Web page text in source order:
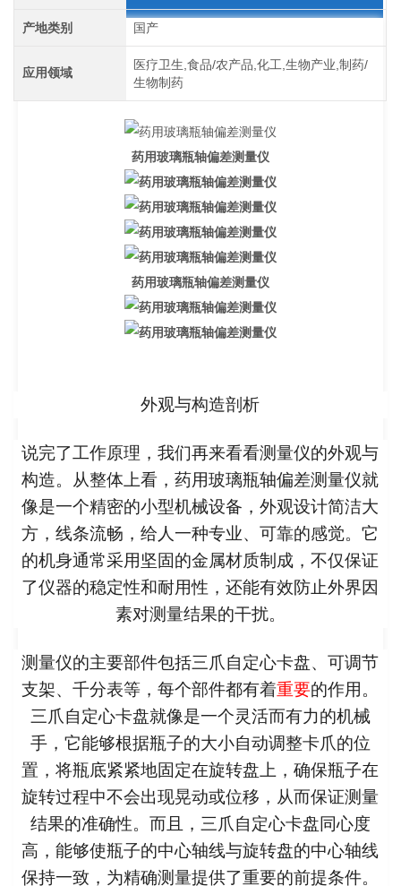
产地类别 国产
应用领域
医疗卫生,食品/农产品,化工,生物产业,制药/
生物制药
药用玻璃瓶轴偏差测量仪
药用玻璃瓶轴偏差测量仪
外观与构造剖析
说完了工作原理，我们再来看看测量仪的外观与
构造。从整体上看，药用玻璃瓶轴偏差测量仪就
像是一个精密的小型机械设备，外观设计简洁大
方，线条流畅，给人一种专业、可靠的感觉。它
的机身通常采用坚固的金属材质制成，不仅保证
了仪器的稳定性和耐用性，还能有效防止外界因
素对测量结果的干扰。
测量仪的主要部件包括三爪自定心卡盘、可调节
支架、千分表等，每个部件都有着重要的作用。
三爪自定心卡盘就像是一个灵活而有力的机械
手，它能够根据瓶子的大小自动调整卡爪的位
置，将瓶底紧紧地固定在旋转盘上，确保瓶子在
旋转过程中不会出现晃动或位移，从而保证测量
结果的准确性。而且，三爪自定心卡盘同心度
高，能够使瓶子的中心轴线与旋转盘的中心轴线
保持一致，为精确测量提供了重要的前提条件。